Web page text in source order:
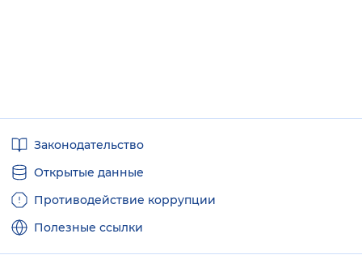
ссылкиЗаконодательство
Открытые данные
Противодействие коррупции
Полезные ссылки